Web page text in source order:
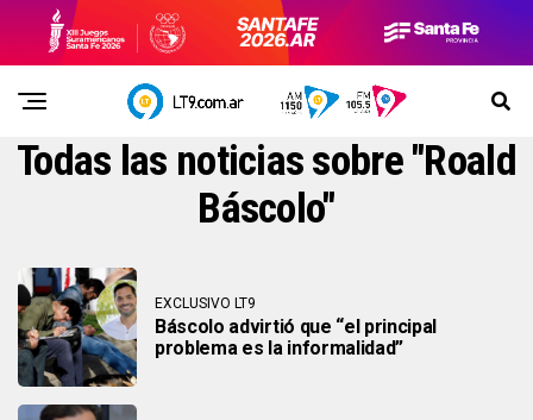
Todas las noticias sobre "Roald
Báscolo"
EXCLUSIVO LT9
Báscolo advirtió que “el principal
problema es la informalidad”